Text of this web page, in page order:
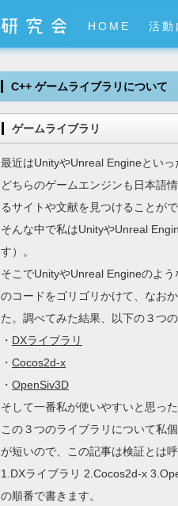
HOME 活動
C++ ゲームライブラリについて
ゲームライブラリ
最近はUnityやUnreal Engineとい
どちらのゲームエンジンも日本語
るサイトや文献を見つけることがで
そんな中で私はUnityやUnreal
す）。
そこでUnityやUnreal Engineのよ
のコードをゴリゴリかけて、なお
た。調べてみた結果、以下の３つ
・ DXライブラリ
・ Cocos2d-x
・ OpenSiv3D
そして一番私が使いやすいと思った
この３つのライブラリについて私
が短いので、この記事は検証とは
1.DXライブラリ 2.Cocos2d-x
の順番で書きます。